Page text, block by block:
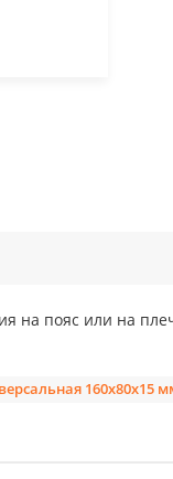
на пояс или на
160x80x15